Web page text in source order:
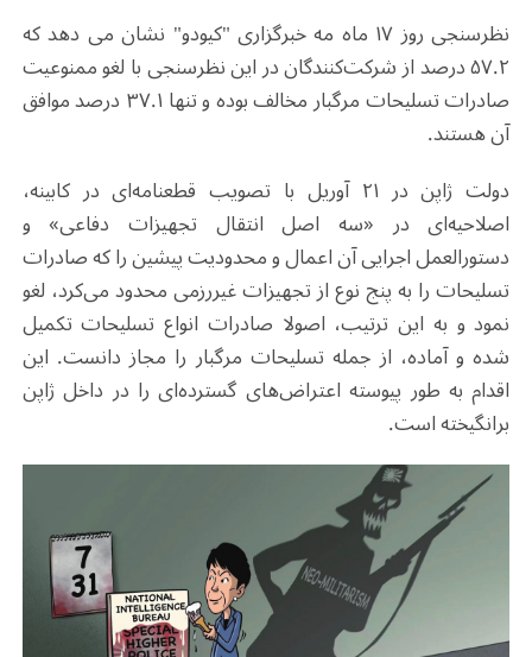
نظرسنجی روز ۱۷ ماه مه خبرگزاری "کیودو" نشان می دهد که
۵۷.۲ درصد از شرکت‌کنندگان در این نظرسنجی با لغو ممنوعیت
صادرات تسلیحات مرگبار مخالف بوده و تنها ۳۷.۱ درصد موافق
آن هستند.
دولت ژاپن در ۲۱ آوریل با تصویب قطعنامه‌ای در کابینه،
اصلاحیه‌ای در «سه اصل انتقال تجهیزات دفاعی» و
دستورالعمل اجرایی آن اعمال و محدودیت پیشین را که صادرات
تسلیحات را به پنج نوع از تجهیزات غیررزمی محدود می‌کرد، لغو
نمود و به این ترتیب، اصولا صادرات انواع تسلیحات تکمیل
شده و آماده، از جمله تسلیحات مرگبار را مجاز دانست. این
اقدام به طور پیوسته اعتراض‌های گسترده‌ای را در داخل ژاپن
برانگیخته است.